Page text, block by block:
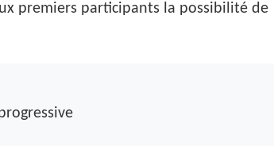
premiers participants la possibilité de